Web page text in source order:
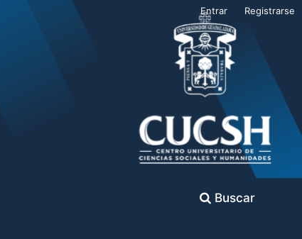
Buscar
Entrar Registrarse